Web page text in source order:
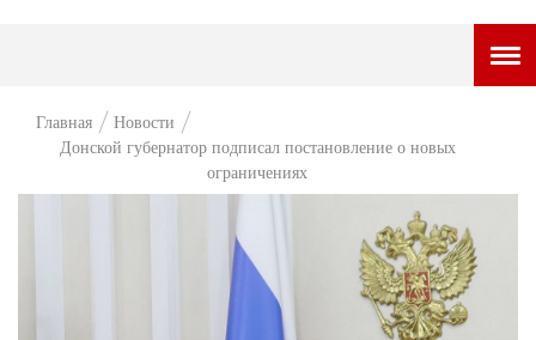
НОВОСТИ
ВОПРОС НЕДЕЛИ
ПРЕМЬЕРА
ТАМ И ТУТ
Главная
Новости
Донской губернатор подписал постановление о новых
ограничениях